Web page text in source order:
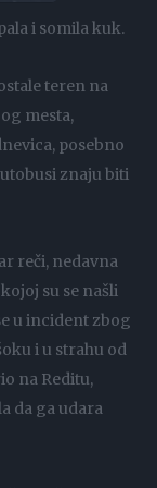
i somila kuk.
teren na
mesta,
posebno
znaju biti
reči, nedavna
su se našli
u incident zbog
i u strahu od
na Reditu,
da ga udara